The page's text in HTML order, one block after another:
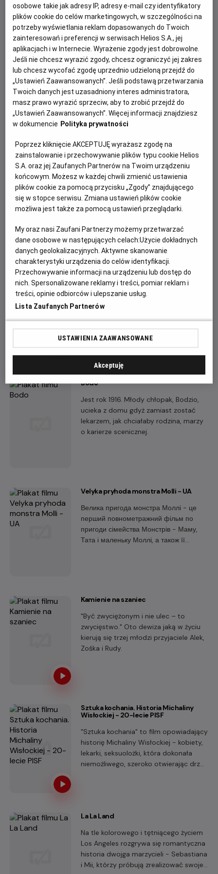
smerfów? W poszukiwaniu odpowiedzi
towarzyszyć jej będą inne Smerfy.
Teraz i w godzinę śmierci
Film o różańcu, modlitwie, która
zmienia bieg historii.
Współczesny mężczyzna
Charlie Siem to idealny współczesny
mężczyzna. Światowej sławy skrzypek i
przystojny model Armaniego w jednym.
Chata
Mężczyzna pogrążony w żałobie po
śmierci najmłodszej córki otrzymuje
Bodo
Jest rok 1916. Młody chłopak, Bodzio,
ucieka z domu gdyż zamiast zostać
lekarzem, jak chciałaby rodzina, marzy
o karierze scenicznej.
Velyka pryhoda monstra Molli - UA
Велика пригода монстра Моллі - це
перший повнометражний фільм по
пригоди сімейства Монстрів - Маму,
Тата і маленьку Моллі, а також її
Kamienie na szaniec
"Być zwyciężonym i nie ulec – to
zwycięstwo." Oto dewiza jaką w życiu
kierują się trzej młodzi przyjaciele Alek,
Zośka i Rudy.
Sztuka kochania. Historia Michaliny
Wisłockiej - 20-lecie PISF
"Sztuka kochania" to film opowiadający
historię Michaliny Wisłockiej - kobiety,
lekarki, seksuolożki, która dokonała
niemożliwego, szeroko otwierając drzwi
całego kraju.
La La Land
Na tle kolorowego i tętniącego życiem
Los Angeles rozgrywa się romantyczna
historia dwojga marzycieli - Sebastiana
i Mii, którzy próbują zrealizować swoje
osobowe takie jak adresy IP, adresy e-mail czy identyfikatory
plików cookie do celów marketingowych, w szczególności na
potrzeby wyświetlania reklam dopasowanych do Twoich
zainteresowań i preferencji w serwisach Helios S.A., jej
aplikacjach i w Internecie. Wyrażenie zgody jest dobrowolne.
Jeśli nie chcesz wyrazić zgody, chcesz ograniczyć jej zakres
lub chcesz wycofać zgodę uprzednio udzieloną przejdź do
„Ustawień Zaawansowanych”. Jeśli podstawą przetwarzania
Twoich danych jest uzasadniony interes administratora,
masz prawo wyrazić sprzeciw, aby to zrobić przejdź do
„Ustawień Zaawansowanych”. Więcej informacji znajdziesz
w dokumencie Polityka prywatności
Poprzez kliknięcie AKCEPTUJĘ wyrażasz zgodę na
zainstalowanie i przechowywanie plików typu cookie Helios
S.A. oraz jej Zaufanych Partnerów na Twoim urządzeniu
końcowym. Możesz w każdej chwili zmienić ustawienia
plików cookie za pomocą przycisku „Zgody” znajdującego
się w stopce serwisu. Zmiana ustawień plików cookie
możliwa jest także za pomocą ustawień przeglądarki.
My oraz nasi Zaufani Partnerzy możemy przetwarzać
dane osobowe w następujących celach:Użycie dokładnych
danych geolokalizacyjnych. Aktywne skanowanie
charakterystyki urządzenia do celów identyfikacji.
Przechowywanie informacji na urządzeniu lub dostęp do
nich. Spersonalizowane reklamy i treści, pomiar reklam i
treści, opinie odbiorców i ulepszanie usług.
Lista Zaufanych Partnerów
USTAWIENIA ZAAWANSOWANE
Akceptuję